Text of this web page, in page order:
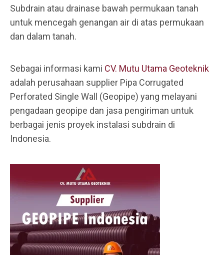
Subdrain atau drainase bawah permukaan tanah
untuk mencegah genangan air di atas permukaan
dan dalam tanah.
Sebagai informasi kami CV. Mutu Utama Geoteknik
adalah perusahaan supplier Pipa Corrugated
Perforated Single Wall (Geopipe) yang melayani
pengadaan geopipe dan jasa pengiriman untuk
berbagai jenis proyek instalasi subdrain di
Indonesia.